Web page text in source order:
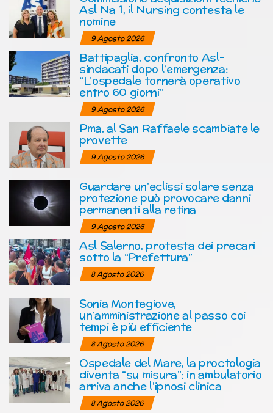
Asl Na 1, il Nursing contesta le
nomine
9 Agosto 2026
Battipaglia, confronto Asl-
sindacati dopo l’emergenza:
“L’ospedale tornerà operativo
entro 60 giorni”
9 Agosto 2026
Pma, al San Raffaele scambiate le
provette
9 Agosto 2026
Guardare un’eclissi solare senza
protezione può provocare danni
permanenti alla retina
9 Agosto 2026
Asl Salerno, protesta dei precari
sotto la “Prefettura”
8 Agosto 2026
Sonia Montegiove,
un’amministrazione al passo coi
tempi è più efficiente
8 Agosto 2026
Ospedale del Mare, la proctologia
diventa “su misura”: in ambulatorio
arriva anche l’ipnosi clinica
8 Agosto 2026